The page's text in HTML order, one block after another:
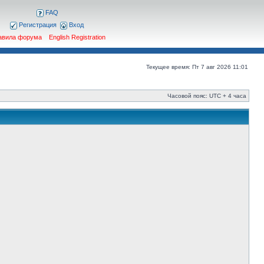
FAQ
Регистрация
Вход
форума
English Registration
Текущее время: Пт 7 авг 2026 11:01
Часовой пояс: UTC + 4 часа